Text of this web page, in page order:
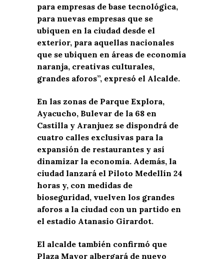
para empresas de base tecnológica,
para nuevas empresas que se
ubiquen en la ciudad desde el
exterior, para aquellas nacionales
que se ubiquen en áreas de economía
naranja, creativas culturales,
grandes aforos”, expresó el Alcalde.
En las zonas de Parque Explora,
Ayacucho, Bulevar de la 68 en
Castilla y Aranjuez se dispondrá de
cuatro calles exclusivas para la
expansión de restaurantes y así
dinamizar la economía. Además, la
ciudad lanzará el Piloto Medellín 24
horas y, con medidas de
bioseguridad, vuelven los grandes
aforos a la ciudad con un partido en
el estadio Atanasio Girardot.
El alcalde también confirmó que
Plaza Mayor albergará de nuevo